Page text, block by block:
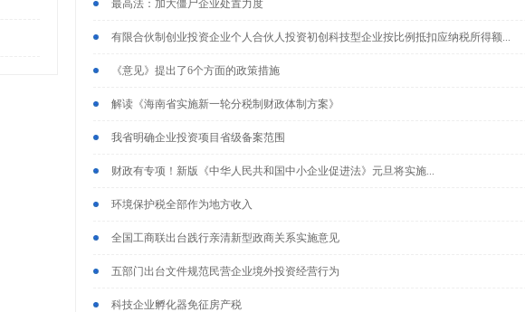
最高法：加大僵尸企业处置力度
有限合伙制创业投资企业个人合伙人投资初创科技型企业按比例抵扣应纳税所得额...
《意见》提出了6个方面的政策措施
解读《海南省实施新一轮分税制财政体制方案》
我省明确企业投资项目省级备案范围
财政有专项！新版《中华人民共和国中小企业促进法》元旦将实施...
环境保护税全部作为地方收入
全国工商联出台践行亲清新型政商关系实施意见
五部门出台文件规范民营企业境外投资经营行为
科技企业孵化器免征房产税